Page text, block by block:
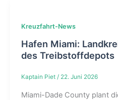
Kreuzfahrt-News
Hafen Miami:
des Treibstoffdepots
Kaptain Piet / 22. Juni 2026
Miami-Dade County plant